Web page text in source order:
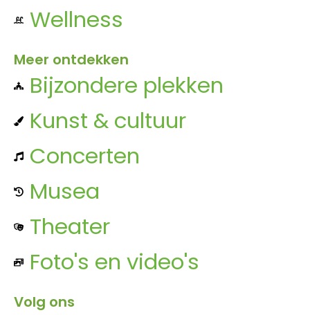
Wellness
Meer ontdekken
Bijzondere plekken
Kunst & cultuur
Concerten
Musea
Theater
Foto's en video's
Volg ons